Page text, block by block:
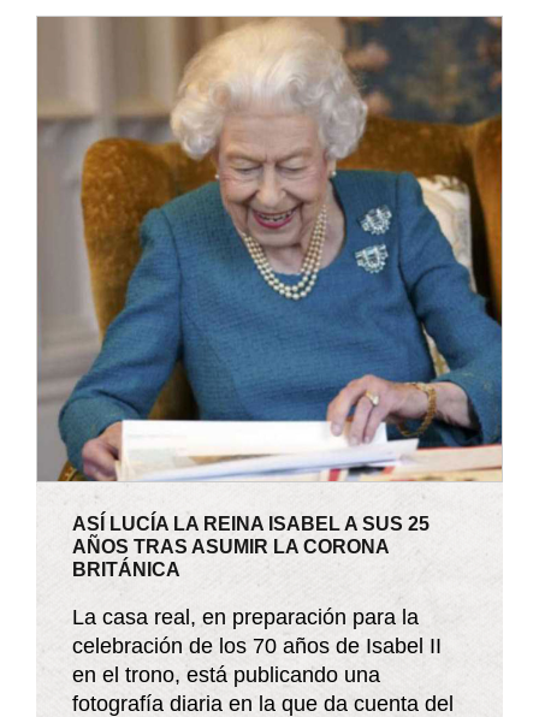
ASÍ LUCÍA LA REINA ISABEL A SUS 25
AÑOS TRAS ASUMIR LA CORONA
BRITÁNICA
La casa real, en preparación para la
celebración de los 70 años de Isabel II
en el trono, está publicando una
fotografía diaria en la que da cuenta del